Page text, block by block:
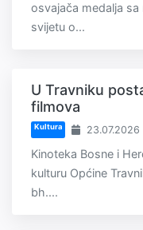
osvajača medalja
svijetu o...
U Travniku
filmova
Kultura 23.07.2026
Kinoteka Bosne i
kulturu Općine
bh....